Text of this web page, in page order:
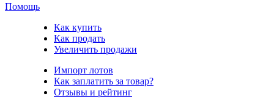
Помощь
Как купить
Как продать
Увеличить продажи
Импорт лотов
Как заплатить за товар?
Отзывы и рейтинг